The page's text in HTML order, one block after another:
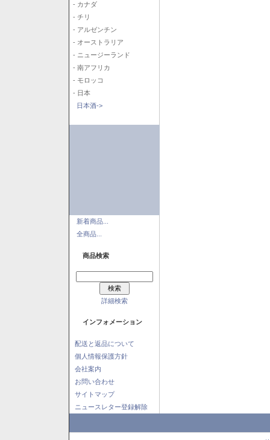
- カナダ
- チリ
- アルゼンチン
- オーストラリア
- ニュージーランド
- 南アフリカ
- モロッコ
- 日本
日本酒->
新着商品...
全商品...
商品検索
詳細検索
インフォメーション
配送と返品について
個人情報保護方針
会社案内
お問い合わせ
サイトマップ
ニュースレター登録解除